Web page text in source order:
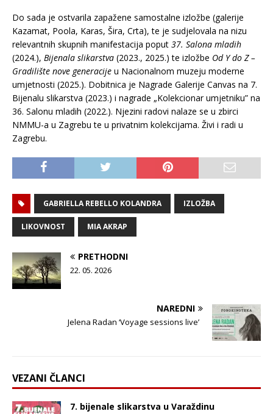
Do sada je ostvarila zapažene samostalne izložbe (galerije
Kazamat, Poola, Karas, Šira, Crta), te je sudjelovala na nizu
relevantnih skupnih manifestacija poput 37. Salona mladih
(2024.), Bijenala slikarstva (2023., 2025.) te izložbe Od Y do Z –
Gradilište nove generacije u Nacionalnom muzeju moderne
umjetnosti (2025.). Dobitnica je Nagrade Galerije Canvas na 7.
Bijenalu slikarstva (2023.) i nagrade „Kolekcionar umjetniku” na
36. Salonu mladih (2022.). Njezini radovi nalaze se u zbirci
NMMU-a u Zagrebu te u privatnim kolekcijama. Živi i radi u
Zagrebu.
GABRIELLA REBELLO KOLANDRA IZLOŽBA
LIKOVNOST MIA AKRAP
PRETHODNI
22. 05. 2026
NAREDNI
Jelena Radan ‘Voyage sessions live’
VEZANI ČLANCI
7. bijenale slikarstva u Varaždinu